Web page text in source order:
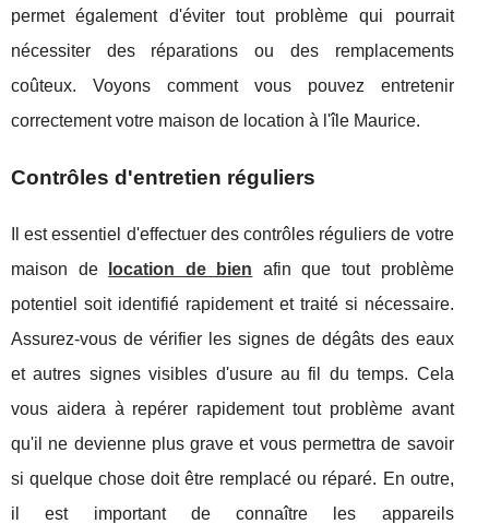
permet également d'éviter tout problème qui pourrait
nécessiter des réparations ou des remplacements
coûteux. Voyons comment vous pouvez entretenir
correctement votre maison de location à l'île Maurice.
Contrôles d'entretien réguliers
Il est essentiel d'effectuer des contrôles réguliers de votre
maison de
location de bien afin que tout problème
potentiel soit identifié rapidement et traité si nécessaire.
Assurez-vous de vérifier les signes de dégâts des eaux
et autres signes visibles d'usure au fil du temps. Cela
vous aidera à repérer rapidement tout problème avant
qu'il ne devienne plus grave et vous permettra de savoir
si quelque chose doit être remplacé ou réparé. En outre,
il est important de connaître les appareils